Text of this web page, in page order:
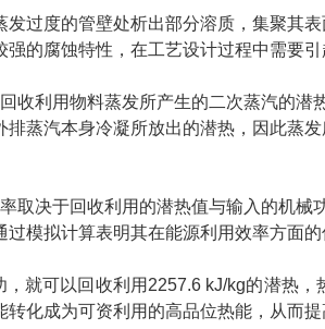
过度的管壁处析出部分溶质，集聚其表
的腐蚀特性，在工艺设计过程中需要
收利用物料蒸发所产生的二次蒸汽的潜
蒸汽本身冷凝所放出的潜热，因此蒸
取决于回收利用的潜热值与输入的机械
模拟计算表明其在能源利用效率方面的
就可以回收利用2257.6 kJ/kg的潜热
化成为可资利用的高品位热能，从而提